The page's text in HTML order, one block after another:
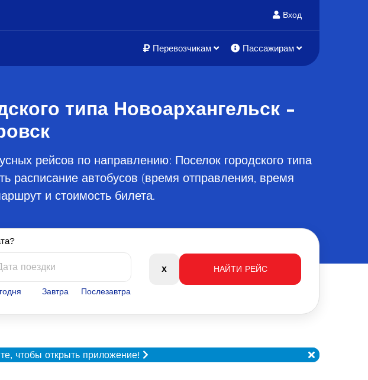
Вход
Перевозчикам Пассажирам
типа Новоархангельск -
рейсов по направлению: Поселок городского типа
расписание автобусов (время отправления, время
и стоимость билета.
Завтра Послезавтра
чтобы открыть приложение!